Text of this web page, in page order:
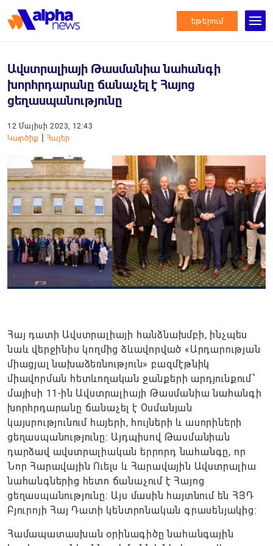
եթերում
Ավստրալիայի Թասմանիա նահանգի
խորհրդարանը ճանաչել է Հայոց
ցեղասպանությունը
12 Մայիսի 2023, 12:43
Կարծիք | Հայեր
Հայ դատի Ավստրալիայի հանձնախմբի, ինչպես
նաև վերջինիս կողմից ձևավորված «Արդարության
միացյալ նախաձեռնություն» բազմէթնիկ
միավորման հետևողական ջանքերի արդյունքում՝
մայիսի 11-ին Ավստրալիայի Թասմանիա նահանգի
խորհրդարանը ճանաչել է Օսմանյան
կայսրությունում հայերի, հույների և ասորիների
ցեղասպանությունը։ Այդպիսով Թասմանիան
դարձավ ավստրալիական երրորդ նահանգը, որ
Նոր Հարավային Ուելս և Հարավային Ավստրալիա
նահանգներից հետո ճանաչում է Հայոց
ցեղասպանությունը։ Այս մասին հայտնում են ՀՅԴ
Բյուրոյի Հայ Դատի կենտրոնական գրասենյակից։
Համապատասխան օրինագիծը նահանգային